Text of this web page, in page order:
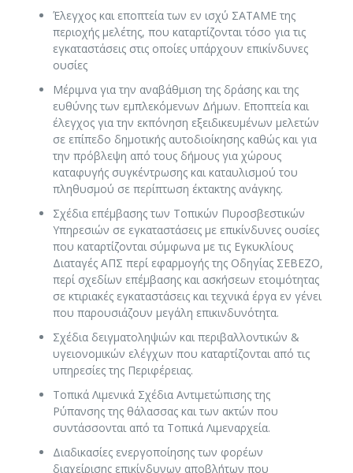
Έλεγχος και εποπτεία των εν ισχύ ΣΑΤΑΜΕ της
περιοχής μελέτης, που καταρτίζονται τόσο για τις
εγκαταστάσεις στις οποίες υπάρχουν επικίνδυνες
ουσίες
Μέριμνα για την αναβάθμιση της δράσης και της
ευθύνης των εμπλεκόμενων Δήμων. Εποπτεία και
έλεγχος για την εκπόνηση εξειδικευμένων μελετών
σε επίπεδο δημοτικής αυτοδιοίκησης καθώς και για
την πρόβλεψη από τους δήμους για χώρους
καταφυγής συγκέντρωσης και καταυλισμού του
πληθυσμού σε περίπτωση έκτακτης ανάγκης.
Σχέδια επέμβασης των Τοπικών Πυροσβεστικών
Υπηρεσιών σε εγκαταστάσεις με επικίνδυνες ουσίες
που καταρτίζονται σύμφωνα με τις Εγκυκλίους
Διαταγές ΑΠΣ περί εφαρμογής της Οδηγίας ΣΕΒΕΖΟ,
περί σχεδίων επέμβασης και ασκήσεων ετοιμότητας
σε κτιριακές εγκαταστάσεις και τεχνικά έργα εν γένει
που παρουσιάζουν μεγάλη επικινδυνότητα.
Σχέδια δειγματοληψιών και περιβαλλοντικών &
υγειονομικών ελέγχων που καταρτίζονται από τις
υπηρεσίες της Περιφέρειας.
Τοπικά Λιμενικά Σχέδια Αντιμετώπισης της
Ρύπανσης της θάλασσας και των ακτών που
συντάσσονται από τα Τοπικά Λιμεναρχεία.
Διαδικασίες ενεργοποίησης των φορέων
διαχείρισης επικίνδυνων αποβλήτων που